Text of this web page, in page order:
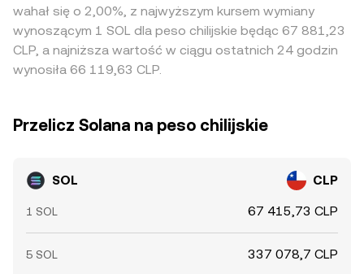
wahał się o 2,00%, z najwyższym kursem wymiany
wynoszącym 1 SOL dla peso chilijskie będąc 67 881,23
CLP, a najniższa wartość w ciągu ostatnich 24 godzin
wynosiła 66 119,63 CLP.
Przelicz Solana na peso chilijskie
SOL CLP
1 SOL 67 415,73 CLP
5 SOL 337 078,7 CLP